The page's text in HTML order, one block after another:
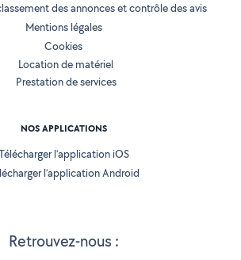
Retrouvez-nous :
des annonces et contrôle des avis
Mentions légales
Cookies
Location de matériel
Prestation de services
NOS APPLICATIONS
l’application iOS
l’application Android